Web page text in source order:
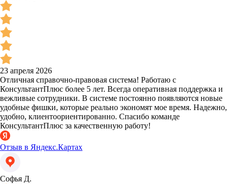
23 апреля 2026
Отличная справочно-правовая система! Работаю с
КонсультантПлюс более 5 лет. Всегда оперативная поддержка и
вежливые сотрудники. В системе постоянно появляются новые
удобные фишки, которые реально экономят мое время. Надежно,
удобно, клиентоориентированно. Спасибо команде
КонсультантПлюс за качественную работу!
Отзыв в Яндекс.Картах
Софья Д.